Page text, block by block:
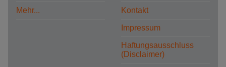
Mehr... Kontakt
Impressum
Haftungsausschluss
(Disclaimer)